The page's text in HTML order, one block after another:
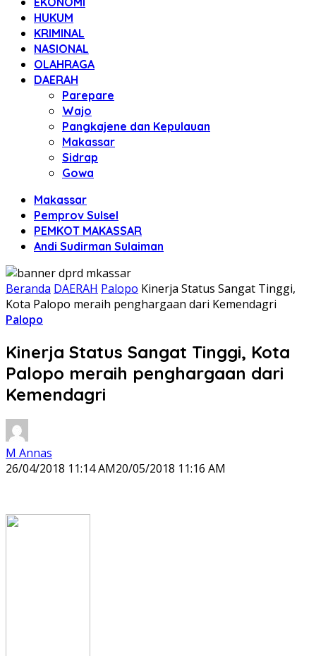
HUKUM
KRIMINAL
NASIONAL
OLAHRAGA
DAERAH
Parepare
Wajo
Pangkajene dan Kepulauan
Makassar
Sidrap
Gowa
Makassar
Pemprov Sulsel
PEMKOT MAKASSAR
Andi Sudirman Sulaiman
Beranda DAERAH Palopo Kinerja Status Sangat Tinggi,
Kota Palopo meraih penghargaan dari Kemendagri
Palopo
Kinerja Status Sangat Tinggi, Kota
Palopo meraih penghargaan dari
Kemendagri
M Annas
26/04/2018 11:14 AM20/05/2018 11:16 AM